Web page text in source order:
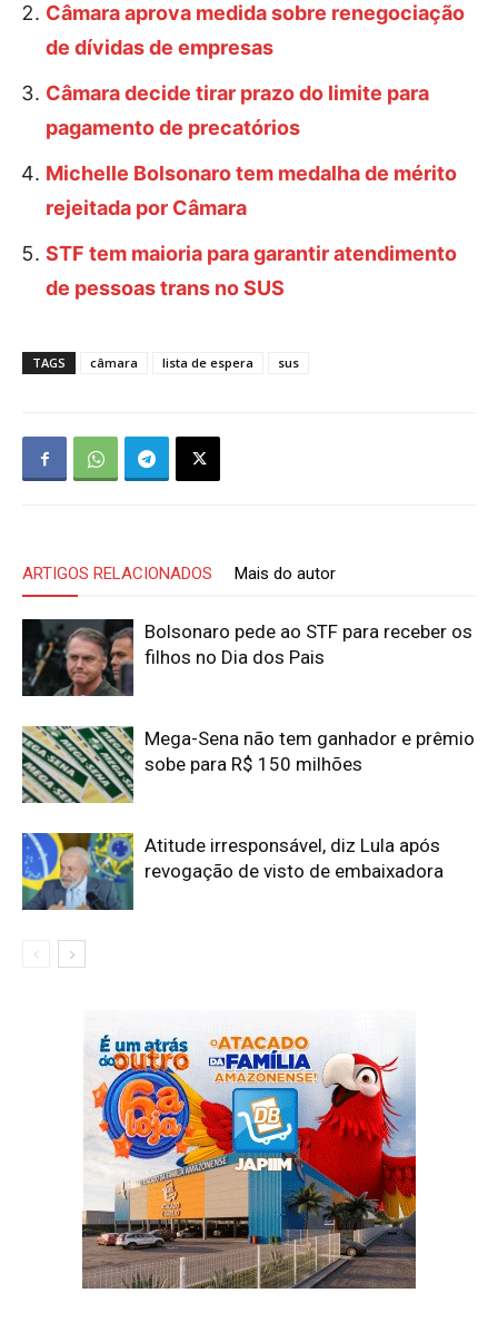
Câmara aprova medida sobre renegociação
de dívidas de empresas
Câmara decide tirar prazo do limite para
pagamento de precatórios
Michelle Bolsonaro tem medalha de mérito
rejeitada por Câmara
STF tem maioria para garantir atendimento
de pessoas trans no SUS
TAGS câmara lista de espera sus
ARTIGOS RELACIONADOS Mais do autor
Bolsonaro pede ao STF para receber os
filhos no Dia dos Pais
Mega-Sena não tem ganhador e prêmio
sobe para R$ 150 milhões
Atitude irresponsável, diz Lula após
revogação de visto de embaixadora